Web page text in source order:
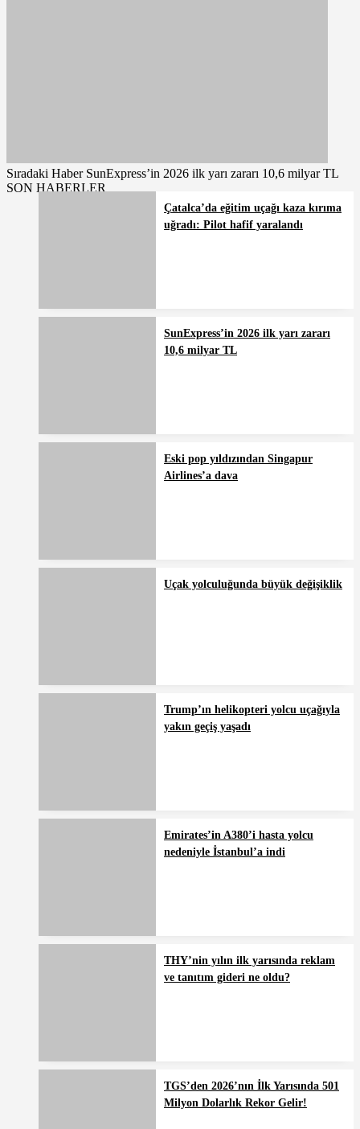
Sıradaki Haber SunExpress’in 2026 ilk yarı zararı 10,6 milyar TL
SON HABERLER
Çatalca’da eğitim uçağı kaza kırıma
uğradı: Pilot hafif yaralandı
SunExpress’in 2026 ilk yarı zararı
10,6 milyar TL
Eski pop yıldızından Singapur
Airlines’a dava
Uçak yolculuğunda büyük değişiklik
Trump’ın helikopteri yolcu uçağıyla
yakın geçiş yaşadı
Emirates’in A380’i hasta yolcu
nedeniyle İstanbul’a indi
THY’nin yılın ilk yarısında reklam
ve tanıtım gideri ne oldu?
TGS’den 2026’nın İlk Yarısında 501
Milyon Dolarlık Rekor Gelir!